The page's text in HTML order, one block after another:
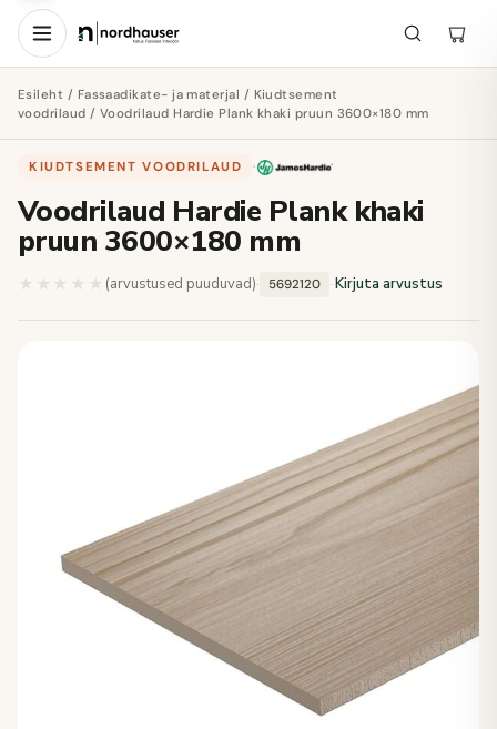
Esileht / Fassaadikate- ja materjal / Kiudtsement
voodrilaud / Voodrilaud Hardie Plank khaki pruun 3600×180 mm
KIUDTSEMENT VOODRILAUD ·
Voodrilaud Hardie Plank khaki
pruun 3600×180 mm
★★★★★ ★★★★★
(arvustused puuduvad)· 5692120 ·Kirjuta arvustus